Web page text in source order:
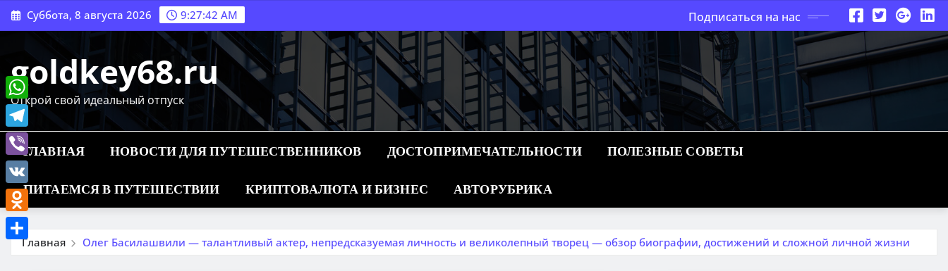
Перейти
к
Суббота, 8 августа 2026 9:27:43 AM Подписаться на нас
goldkey68.ru
Открой свой идеальный отпуск
ГЛАВНАЯ НОВОСТИ ДЛЯ ПУТЕШЕСТВЕННИКОВ ДОСТОПРИМЕЧАТЕЛЬНОСТИ ПОЛЕЗНЫЕ СОВЕТЫ
ПИТАЕМСЯ В ПУТЕШЕСТВИИ КРИПТОВАЛЮТА И БИЗНЕС АВТОРУБРИКА
Главная Олег Басилашвили — талантливый актер, непредсказуемая личность и великолепный творец — обзор биографии, достижений и сложной личной жизни
WhatsApp
Telegram
Viber
VK
Odnoklassniki
Отправить